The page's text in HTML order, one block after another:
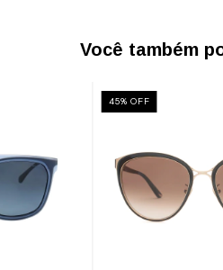
Você também
45% OFF